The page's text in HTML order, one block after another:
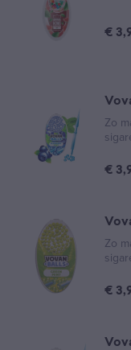
€
Zo
€
Zo
€